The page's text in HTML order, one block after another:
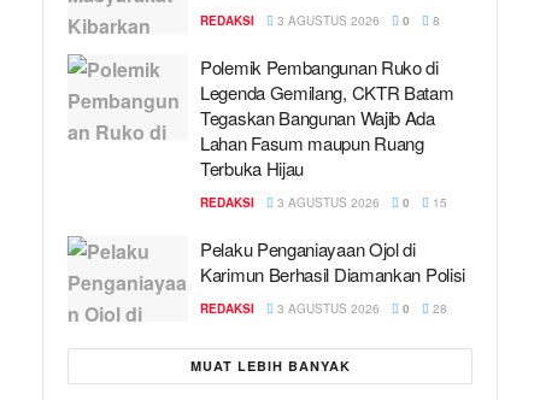
REDAKSI 3 AGUSTUS 2026 0 8
Polemik Pembangunan Ruko di
Legenda Gemilang, CKTR Batam
Tegaskan Bangunan Wajib Ada
Lahan Fasum maupun Ruang
Terbuka Hijau
REDAKSI 3 AGUSTUS 2026 0 15
Pelaku Penganiayaan Ojol di
Karimun Berhasil Diamankan Polisi
REDAKSI 3 AGUSTUS 2026 0 28
MUAT LEBIH BANYAK